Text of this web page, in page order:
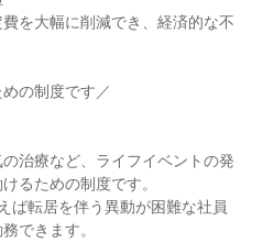
を大幅に削減でき、経済的な不
の制度です／
治療など、ライフイベントの発
るための制度です。
ば転居を伴う異動が困難な社員
できます。